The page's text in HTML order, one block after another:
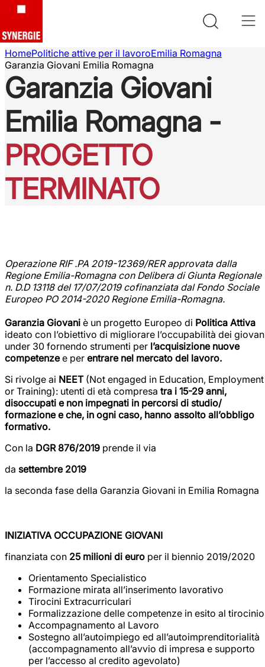
HomePolitiche attive per il lavoroEmilia Romagna
Garanzia Giovani Emilia Romagna
Garanzia Giovani
Emilia Romagna -
PROGETTO
TERMINATO
Operazione RIF .PA 2019-12369/RER approvata dalla
Regione Emilia-Romagna con Delibera di Giunta Regionale
n. D.D 13118 del 17/07/2019 cofinanziata dal Fondo Sociale
Europeo PO 2014-2020 Regione Emilia-Romagna.
Garanzia Giovani è un progetto Europeo di Politica Attiva
ideato con l’obiettivo di migliorare l’occupabilità dei
under 30 fornendo strumenti per l’acquisizione nuove
competenzee per entrare nel mercato del lavoro.
Si rivolge ai NEET(Not engaged in Education, Employment
or Training): utenti di età compresa tra i 15-29 anni,
disoccupati e non impegnati in percorsi di studio/
formazione e che, in ogni caso, hanno assolto all’obbligo
formativo.
Con la DGR 876/2019 prende il via
da settembre 2019
la seconda fase della Garanzia Giovani in Emilia Romagna
INIZIATIVA OCCUPAZIONE GIOVANI
finanziata con 25 milioni di euro per il biennio 2019/2020
Orientamento Specialistico
Formazione mirata all’inserimento lavorativo
Tirocini Extracurriculari
Formalizzazione delle competenze in esito al tirocinio
Accompagnamento al Lavoro
Sostegno all’autoimpiego ed all’autoimprenditorialità
(accompagnamento all’avvio di impresa e supporto
per l’accesso al credito agevolato)